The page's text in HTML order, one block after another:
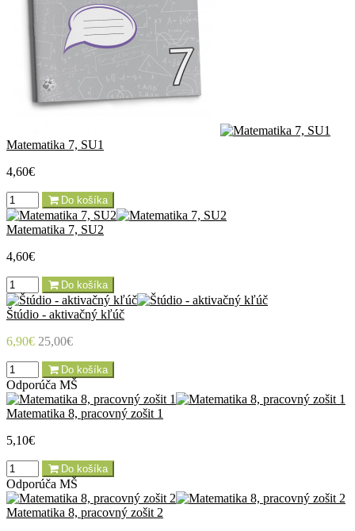
Matematika 7, SU1
4,60€
Do košíka
Matematika 7, SU2
4,60€
Do košíka
Štúdio - aktivačný kľúč
6,90€ 25,00€
Do košíka
Odporúča MŠ
Matematika 8, pracovný zošit 1
5,10€
Do košíka
Odporúča MŠ
Matematika 8, pracovný zošit 2